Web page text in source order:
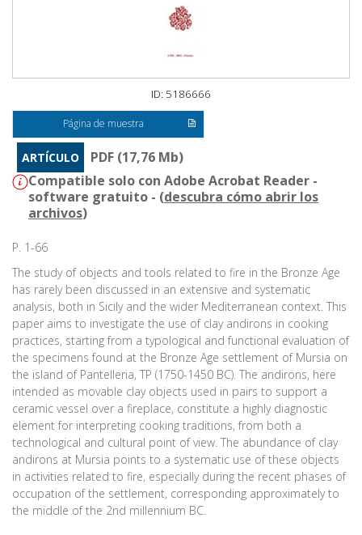
ID: 5186666
Página de muestra
ARTÍCULO
PDF (17,76 Mb)
Compatible solo con Adobe Acrobat Reader -
software gratuito - (descubra cómo abrir los
archivos)
P. 1-66
The study of objects and tools related to fire in the Bronze Age
has rarely been discussed in an extensive and systematic
analysis, both in Sicily and the wider Mediterranean context. This
paper aims to investigate the use of clay andirons in cooking
practices, starting from a typological and functional evaluation of
the specimens found at the Bronze Age settlement of Mursia on
the island of Pantelleria, TP (1750-1450 BC). The andirons, here
intended as movable clay objects used in pairs to support a
ceramic vessel over a fireplace, constitute a highly diagnostic
element for interpreting cooking traditions, from both a
technological and cultural point of view. The abundance of clay
andirons at Mursia points to a systematic use of these objects
in activities related to fire, especially during the recent phases of
occupation of the settlement, corresponding approximately to
the middle of the 2nd millennium BC.